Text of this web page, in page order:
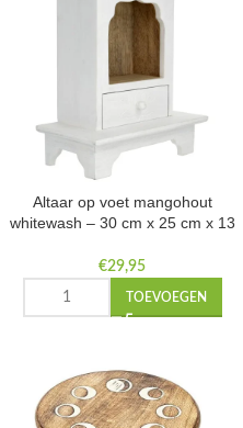
Altaar op voet mangohout
whitewash – 30 cm x 25 cm x 13
€29,95
TOEVOEGEN